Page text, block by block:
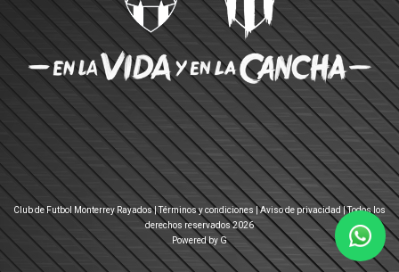
Club de Futbol Monterrey Rayados |Términos y condiciones |Aviso de privacidad | Todos los
derechos reservados 2026
Powered by G